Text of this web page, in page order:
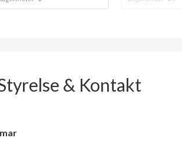
& Kontakt